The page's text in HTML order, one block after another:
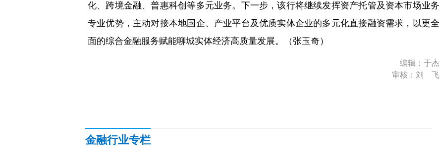
化、跨境金融、普惠科创等多元业务。下一步，该行将继续发挥资产托管及资本市场业务
专业优势，主动对接本地国企、产业平台及优质实体企业的多元化直接融资需求，以更全
面的综合金融服务赋能聊城实体经济高质量发展。（张玉奇）
编辑：于杰
审核：刘 飞
金融行业专栏